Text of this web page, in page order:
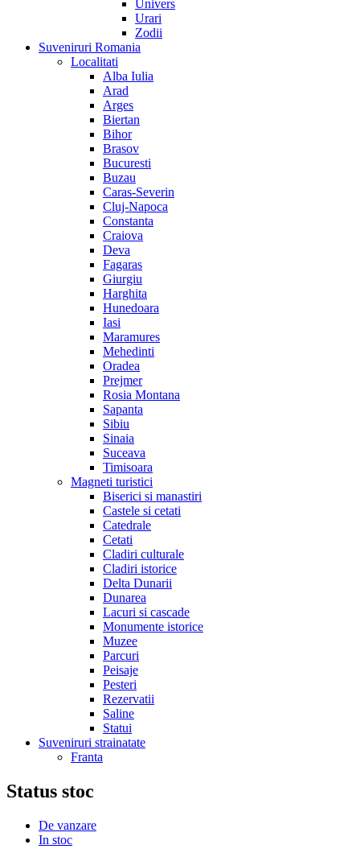
Univers
Urari
Zodii
Suveniruri Romania
Localitati
Alba Iulia
Arad
Arges
Biertan
Bihor
Brasov
Bucuresti
Buzau
Caras-Severin
Cluj-Napoca
Constanta
Craiova
Deva
Fagaras
Giurgiu
Harghita
Hunedoara
Iasi
Maramures
Mehedinti
Oradea
Prejmer
Rosia Montana
Sapanta
Sibiu
Sinaia
Suceava
Timisoara
Magneti turistici
Biserici si manastiri
Castele si cetati
Catedrale
Cetati
Cladiri culturale
Cladiri istorice
Delta Dunarii
Dunarea
Lacuri si cascade
Monumente istorice
Muzee
Parcuri
Peisaje
Pesteri
Rezervatii
Saline
Statui
Suveniruri strainatate
Franta
Status stoc
De vanzare
In stoc